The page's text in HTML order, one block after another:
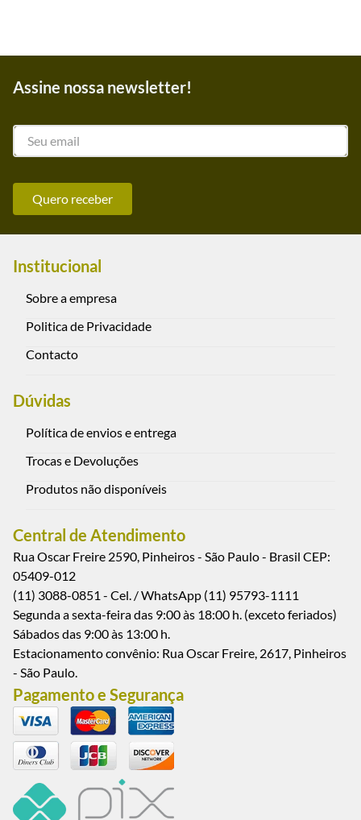
Assine nossa newsletter!
Quero receber
Institucional
Sobre a empresa
Politica de Privacidade
Contacto
Dúvidas
Política de envios e entrega
Trocas e Devoluções
Produtos não disponíveis
Central de Atendimento
Rua Oscar Freire 2590, Pinheiros - São Paulo - Brasil CEP:
05409-012
(11) 3088-0851 - Cel. / WhatsApp (11) 95793-1111
Segunda a sexta-feira das 9:00 às 18:00 h. (exceto feriados)
Sábados das 9:00 às 13:00 h.
Estacionamento convênio: Rua Oscar Freire, 2617, Pinheiros
- São Paulo.
Pagamento e Segurança